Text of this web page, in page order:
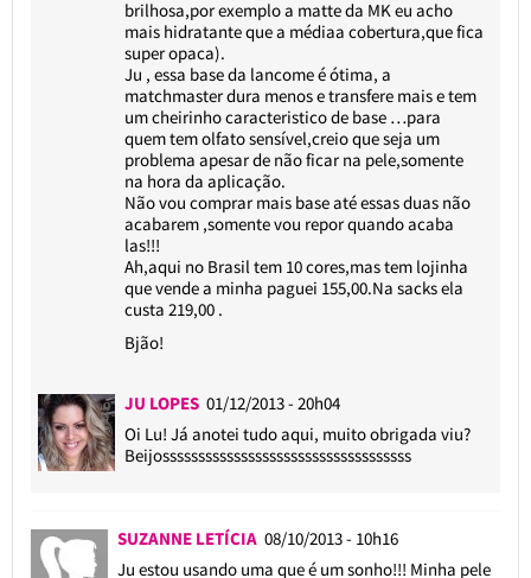
brilhosa,por exemplo a matte da MK eu acho
mais hidratante que a médiaa cobertura,que fica
super opaca).
Ju , essa base da lancome é ótima, a
matchmaster dura menos e transfere mais e tem
um cheirinho caracteristico de base …para
quem tem olfato sensível,creio que seja um
problema apesar de não ficar na pele,somente
na hora da aplicação.
Não vou comprar mais base até essas duas não
acabarem ,somente vou repor quando acaba
las!!!
Ah,aqui no Brasil tem 10 cores,mas tem lojinha
que vende a minha paguei 155,00.Na sacks ela
custa 219,00 .
Bjão!
JU LOPES 01/12/2013 - 20h04
Oi Lu! Já anotei tudo aqui, muito obrigada viu?
Beijosssssssssssssssssssssssssssssssssss
SUZANNE LETÍCIA 08/10/2013 - 10h16
Ju estou usando uma que é um sonho!!! Minha pele